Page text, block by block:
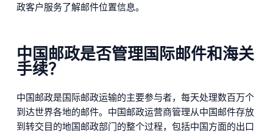
政客户服务了解邮件位置信息。
中国邮政是否管理国际邮件和海关
手续？
中国邮政是国际邮政运输的主要参与者，每天处理数百万个
到达世界各地的邮件。中国邮政运营商管理从中国邮件存放
到转交目的地国邮政部门的整个过程，包括中国方面的出口